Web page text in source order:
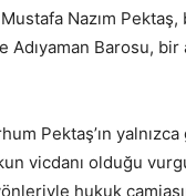
Nazım Pektaş,
Barosu, bir
Pektaş’ın
vicdanı olduğu
hukuk